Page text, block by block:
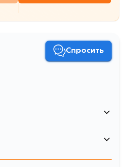
Спросить